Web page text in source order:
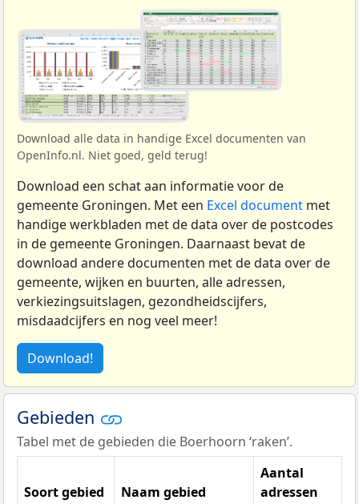
Download alle data in handige Excel documenten van
OpenInfo.nl. Niet goed, geld terug!
Download een schat aan informatie voor de
gemeente Groningen. Met een Excel document met
handige werkbladen met de data over de postcodes
in de gemeente Groningen. Daarnaast bevat de
download andere documenten met de data over de
gemeente, wijken en buurten, alle adressen,
verkiezingsuitslagen, gezondheidscijfers,
misdaadcijfers en nog veel meer!
Download!
Gebieden
Tabel met de gebieden die Boerhoorn ‘raken’.
Soort gebied Naam gebied
Aantal
adressen